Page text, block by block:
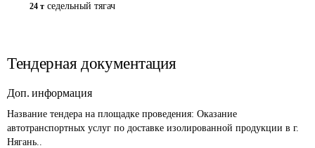
24 т седельный тягач
Тендерная документация
Доп. информация
Название тендера на площадке проведения: Оказание
автотранспортных услуг по доставке изолированной продукции в г.
Нягань..